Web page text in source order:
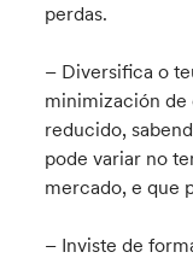
perdas.
– Diversifica o
minimización de
reducido,
pode variar no
mercado, e que
– Inviste de